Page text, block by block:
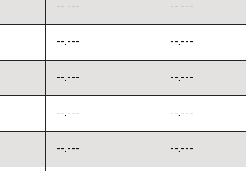
--.--- --.---
--.--- --.---
--.--- --.---
--.--- --.---
--.--- --.---